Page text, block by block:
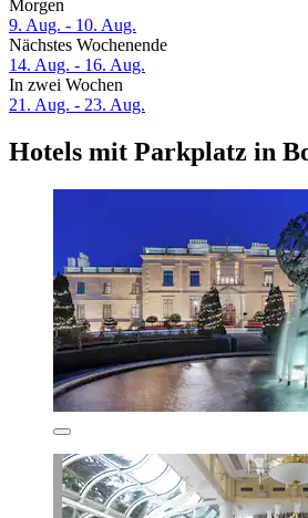
Morgen
9. Aug. - 10. Aug.
Nächstes Wochenende
14. Aug. - 16. Aug.
In zwei Wochen
21. Aug. - 23. Aug.
Hotels mit Parkplatz in